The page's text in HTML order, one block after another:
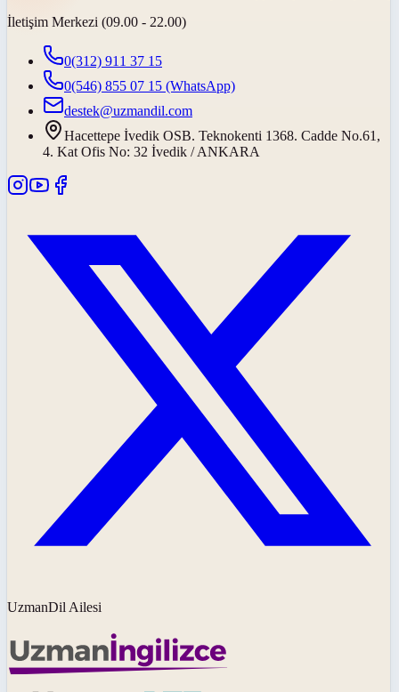
İletişim Merkezi (09.00 - 22.00)
0(312) 911 37 15
0(546) 855 07 15 (WhatsApp)
destek@uzmandil.com
Hacettepe İvedik OSB. Teknokenti 1368. Cadde No.61,
4. Kat Ofis No: 32 İvedik / ANKARA
UzmanDil Ailesi